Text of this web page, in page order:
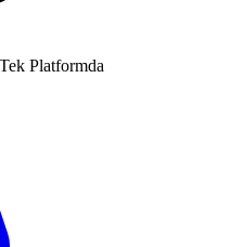
Tek Platformda